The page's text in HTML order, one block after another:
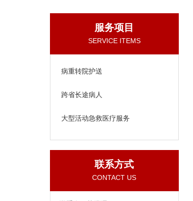
服务项目
SERVICE ITEMS
病重转院护送
跨省长途病人
大型活动急救医疗服务
联系方式
CONTACT US